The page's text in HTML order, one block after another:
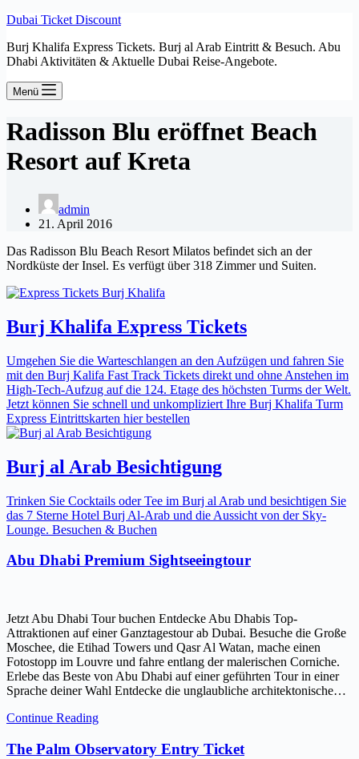
Dubai Ticket Discount
Burj Khalifa Express Tickets. Burj al Arab Eintritt & Besuch. Abu
Dhabi Aktivitäten & Aktuelle Dubai Reise-Angebote.
Menü
Radisson Blu eröffnet Beach
Resort auf Kreta
admin
21. April 2016
Das Radisson Blu Beach Resort Milatos befindet sich an der
Nordküste der Insel. Es verfügt über 318 Zimmer und Suiten.
Burj Khalifa Express Tickets
Umgehen Sie die Warteschlangen an den Aufzügen und fahren Sie
mit den Burj Kalifa Fast Track Tickets direkt und ohne Anstehen im
High-Tech-Aufzug auf die 124. Etage des höchsten Turms der Welt.
Jetzt können Sie schnell und unkompliziert Ihre Burj Khalifa Turm
Express Eintrittskarten hier bestellen
Burj al Arab Besichtigung
Trinken Sie Cocktails oder Tee im Burj al Arab und besichtigen Sie
das 7 Sterne Hotel Burj Al-Arab und die Aussicht von der Sky-
Lounge. Besuchen & Buchen
Abu Dhabi Premium Sightseeingtour
Jetzt Abu Dhabi Tour buchen Entdecke Abu Dhabis Top-
Attraktionen auf einer Ganztagestour ab Dubai. Besuche die Große
Moschee, die Etihad Towers und Qasr Al Watan, mache einen
Fotostopp im Louvre und fahre entlang der malerischen Corniche.
Erlebe das Beste von Abu Dhabi auf einer geführten Tour in einer
Sprache deiner Wahl Entdecke die unglaubliche architektonische…
Continue Reading
The Palm Observatory Entry Ticket